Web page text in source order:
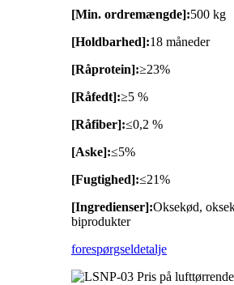
[Min. ordremængde]:500 kg
[Holdbarhed]:18 måneder
[Råprotein]:≥23%
[Råfedt]:≥5 %
[Råfiber]:≤0,2 %
[Aske]:≤5%
[Fugtighed]:≤21%
[Ingredienser]:Oksekød,
biprodukter
forespørgseldetalje